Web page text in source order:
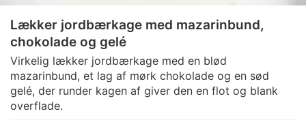
Lækker jordbærkage med mazarinbund,
chokolade og gelé
Virkelig lækker jordbærkage med en blød
mazarinbund, et lag af mørk chokolade og en sød
gelé, der runder kagen af giver den en flot og blank
overflade.